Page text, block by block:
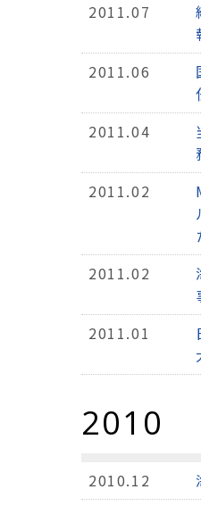
2011.07
2011.06
2011.04
2011.02
2011.02
2011.01
2010
2010.12